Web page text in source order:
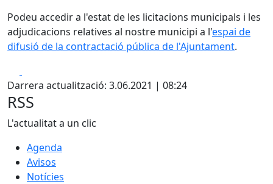
Podeu accedir a l'estat de les licitacions municipals i les
adjudicacions relatives al nostre municipi a l'espai de
difusió de la contractació pública de l'Ajuntament.
Darrera actualització: 3.06.2021 | 08:24
RSS
L'actualitat a un clic
Agenda
Avisos
Notícies